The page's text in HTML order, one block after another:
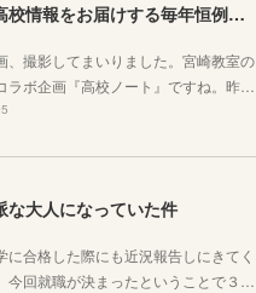
神奈川県の高校情報をお届けする毎年恒例のコラボ企画のお知らせ
、撮影してまいりました。宮崎教室の
ラボ企画『高校ノート』ですね。昨…
な大人になっていた件
に合格した際にも近況報告しにきてく
今回就職が決まったということで３…